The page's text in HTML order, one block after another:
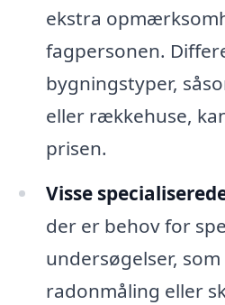
ekstra
fagpersonen.
bygningstyper,
eller rækkehuse,
prisen.
Visse
der er behov for
undersøgelser, som
radonmåling eller